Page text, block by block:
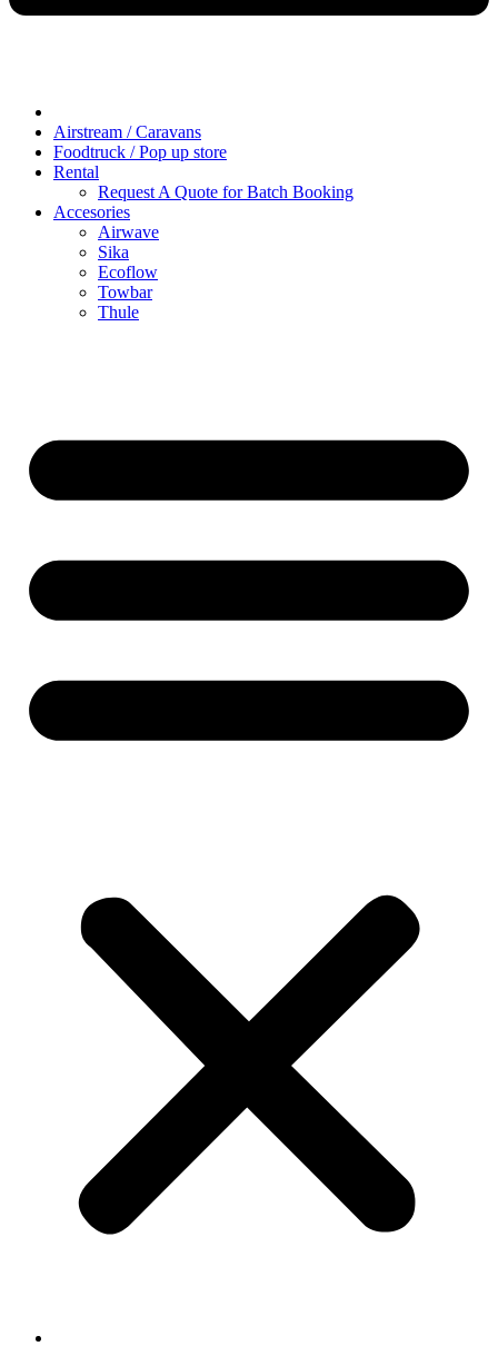
Airstream / Caravans
Foodtruck / Pop up store
Rental
Request A Quote for Batch Booking
Accesories
Airwave
Sika
Ecoflow
Towbar
Thule